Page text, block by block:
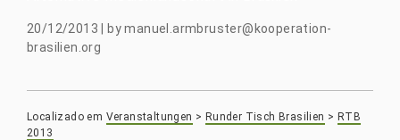
20/12/2013 bymanuel.armbruster@kooperation-
brasilien.org
Localizado em Veranstaltungen > Runder Tisch Brasilien > RTB
2013